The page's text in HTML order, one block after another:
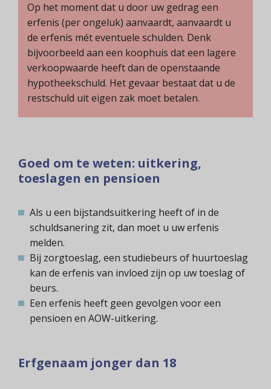
Op het moment dat u door uw gedrag een
erfenis (per ongeluk) aanvaardt, aanvaardt u
de erfenis mét eventuele schulden. Denk
bijvoorbeeld aan een koophuis dat een lagere
verkoopwaarde heeft dan de openstaande
hypotheekschuld. Het gevaar bestaat dat u de
restschuld uit eigen zak moet betalen.
Goed om te weten: uitkering,
toeslagen en pensioen
Als u een bijstandsuitkering heeft of in de
schuldsanering zit, dan moet u uw erfenis
melden.
Bij zorgtoeslag, een studiebeurs of huurtoeslag
kan de erfenis van invloed zijn op uw toeslag of
beurs.
Een erfenis heeft geen gevolgen voor een
pensioen en AOW-uitkering.
Erfgenaam jonger dan 18